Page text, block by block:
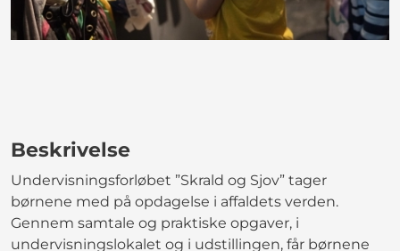
Beskrivelse
Undervisningsforløbet ”Skrald og Sjov” tager
børnene med på opdagelse i affaldets verden.
Gennem samtale og praktiske opgaver, i
undervisningslokalet og i udstillingen, får børnene